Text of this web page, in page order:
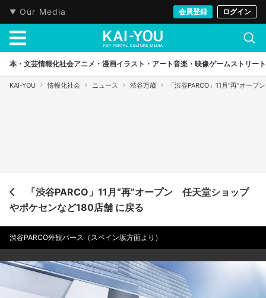
Our Media 会員登録 ログイン
本・文芸情報化社会アニメ・漫画イラスト・アート音楽・映像ゲームストリート
KAI-YOU 情報化社会 ニュース 渋谷万歳 「渋谷PARCO」11月“再”オー
「渋谷PARCO」11月“再”オープン 任天堂ショップ
やポケセンなど180店舗 に戻る
渋谷PARCO外観パース（スペイン坂方面より）